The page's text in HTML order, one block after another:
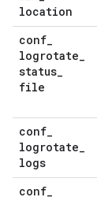
location
conf_
logrotate_
status_
file
conf_
logrotate_
logs
conf_